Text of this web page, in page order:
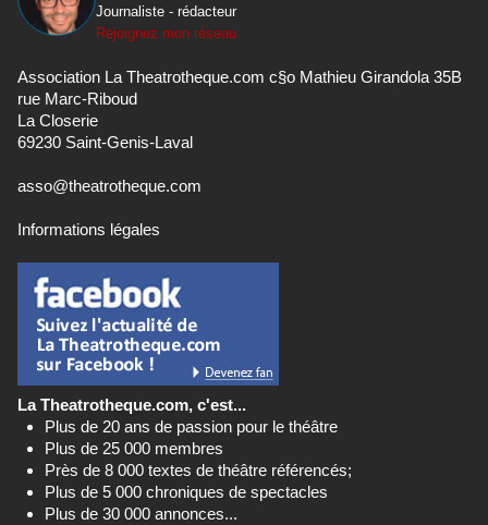
Journaliste - rédacteur
Rejoignez mon réseau
Association La Theatrotheque.com c§o Mathieu Girandola 35B
rue Marc-Riboud
La Closerie
69230 Saint-Genis-Laval
asso@theatrotheque.com
Informations légales
La Theatrotheque.com, c'est...
Plus de 20 ans de passion pour le théâtre
Plus de 25 000 membres
Près de 8 000 textes de théâtre référencés;
Plus de 5 000 chroniques de spectacles
Plus de 30 000 annonces...